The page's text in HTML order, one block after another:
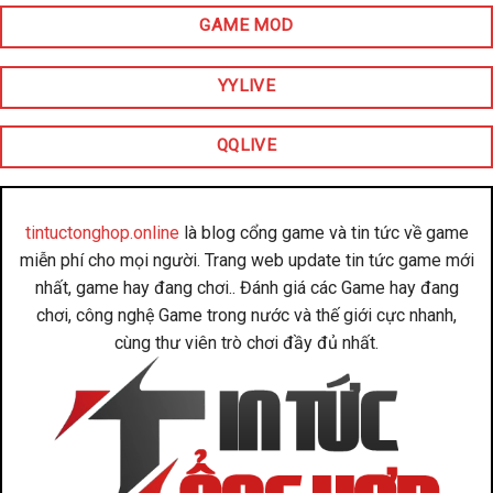
GAME MOD
YYLIVE
QQLIVE
tintuctonghop.online là blog cổng game và tin tức về game
miễn phí cho mọi người. Trang web update tin tức game mới
nhất, game hay đang chơi.. Đánh giá các Game hay đang
chơi, công nghệ Game trong nước và thế giới cực nhanh,
cùng thư viên trò chơi đầy đủ nhất.